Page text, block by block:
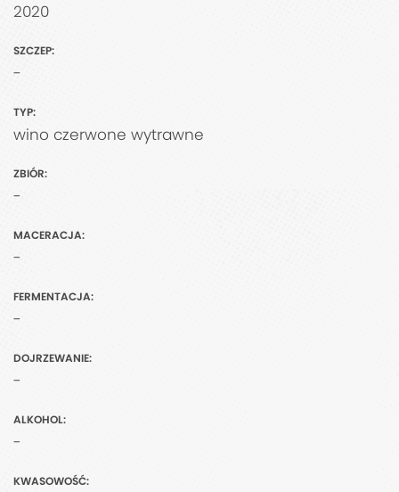
2020
SZCZEP:
-
TYP:
wino czerwone wytrawne
ZBIÓR:
-
MACERACJA:
-
FERMENTACJA:
-
DOJRZEWANIE:
-
ALKOHOL:
-
KWASOWOŚĆ: